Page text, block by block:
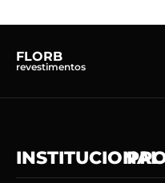
FLORB
revestimentos
INSTITUCIONAL